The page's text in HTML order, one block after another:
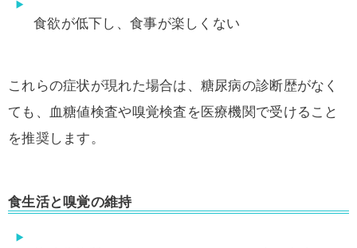
食欲が低下し、食事が楽しくない
これらの症状が現れた場合は、糖尿病の診断歴がなく
ても、血糖値検査や嗅覚検査を医療機関で受けること
を推奨します。
食生活と嗅覚の維持